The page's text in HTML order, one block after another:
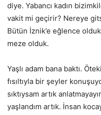
diye. Yabancı kadın
vakit mi geçirir? Nereye
Bütün İznik’e eğlence
meze olduk.
Yaşlı adam bana baktı.
fısıltıyla bir şeyler
sıktıysam artık
yaşlandım artık. İnsan